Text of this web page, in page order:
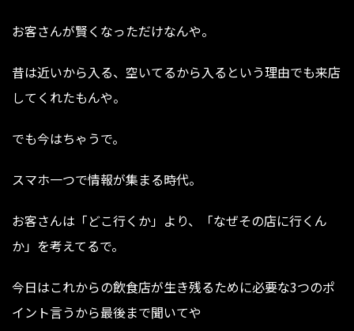
お客さんが賢くなっただけなんや。
昔は近いから入る、空いてるから入るという理由でも来店
してくれたもんや。
でも今はちゃうで。
スマホ一つで情報が集まる時代。
お客さんは「どこ行くか」より、「なぜその店に行くん
か」を考えてるで。
今日はこれからの飲食店が生き残るために必要な3つのポ
イント言うから最後まで聞いてや